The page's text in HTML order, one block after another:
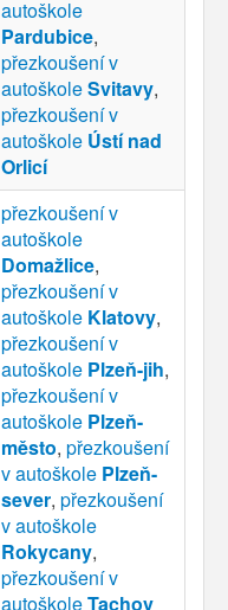
autoškole
Pardubice,
přezkoušení v
autoškoleSvitavy,
přezkoušení v
autoškole Ústí nad
Orlicí
přezkoušení v
autoškole
Domažlice,
přezkoušení v
autoškole Klatovy,
přezkoušení v
autoškole Plzeň-jih,
přezkoušení v
autoškole Plzeň-
město, přezkoušení
v autoškole Plzeň-
sever, přezkoušení
v autoškole
Rokycany,
přezkoušení v
autoškoleTachov